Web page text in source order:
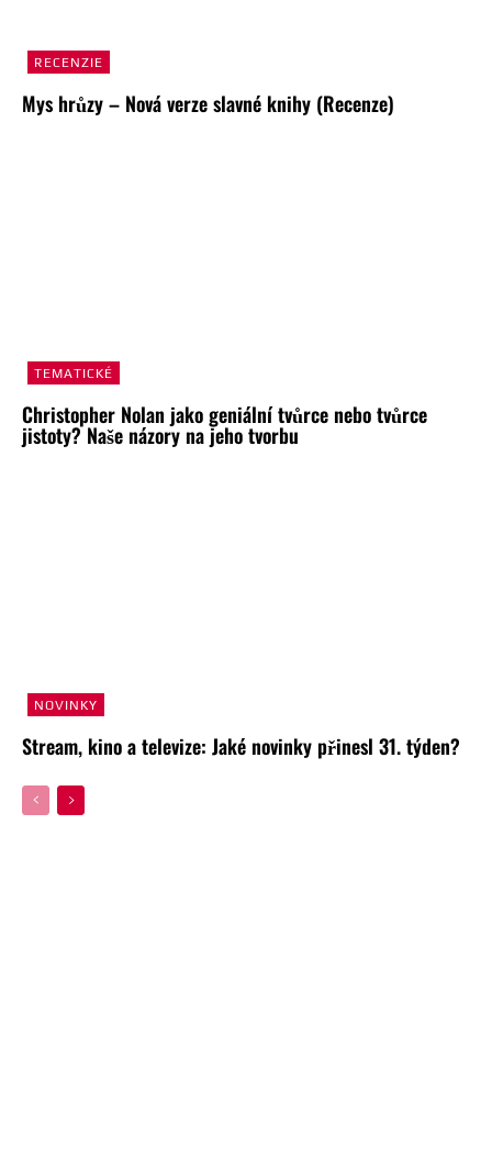
RECENZIE
Mys hrůzy – Nová verze slavné knihy (Recenze)
TEMATICKÉ
Christopher Nolan jako geniální tvůrce nebo tvůrce
jistoty? Naše názory na jeho tvorbu
NOVINKY
Stream, kino a televize: Jaké novinky přinesl 31. týden?